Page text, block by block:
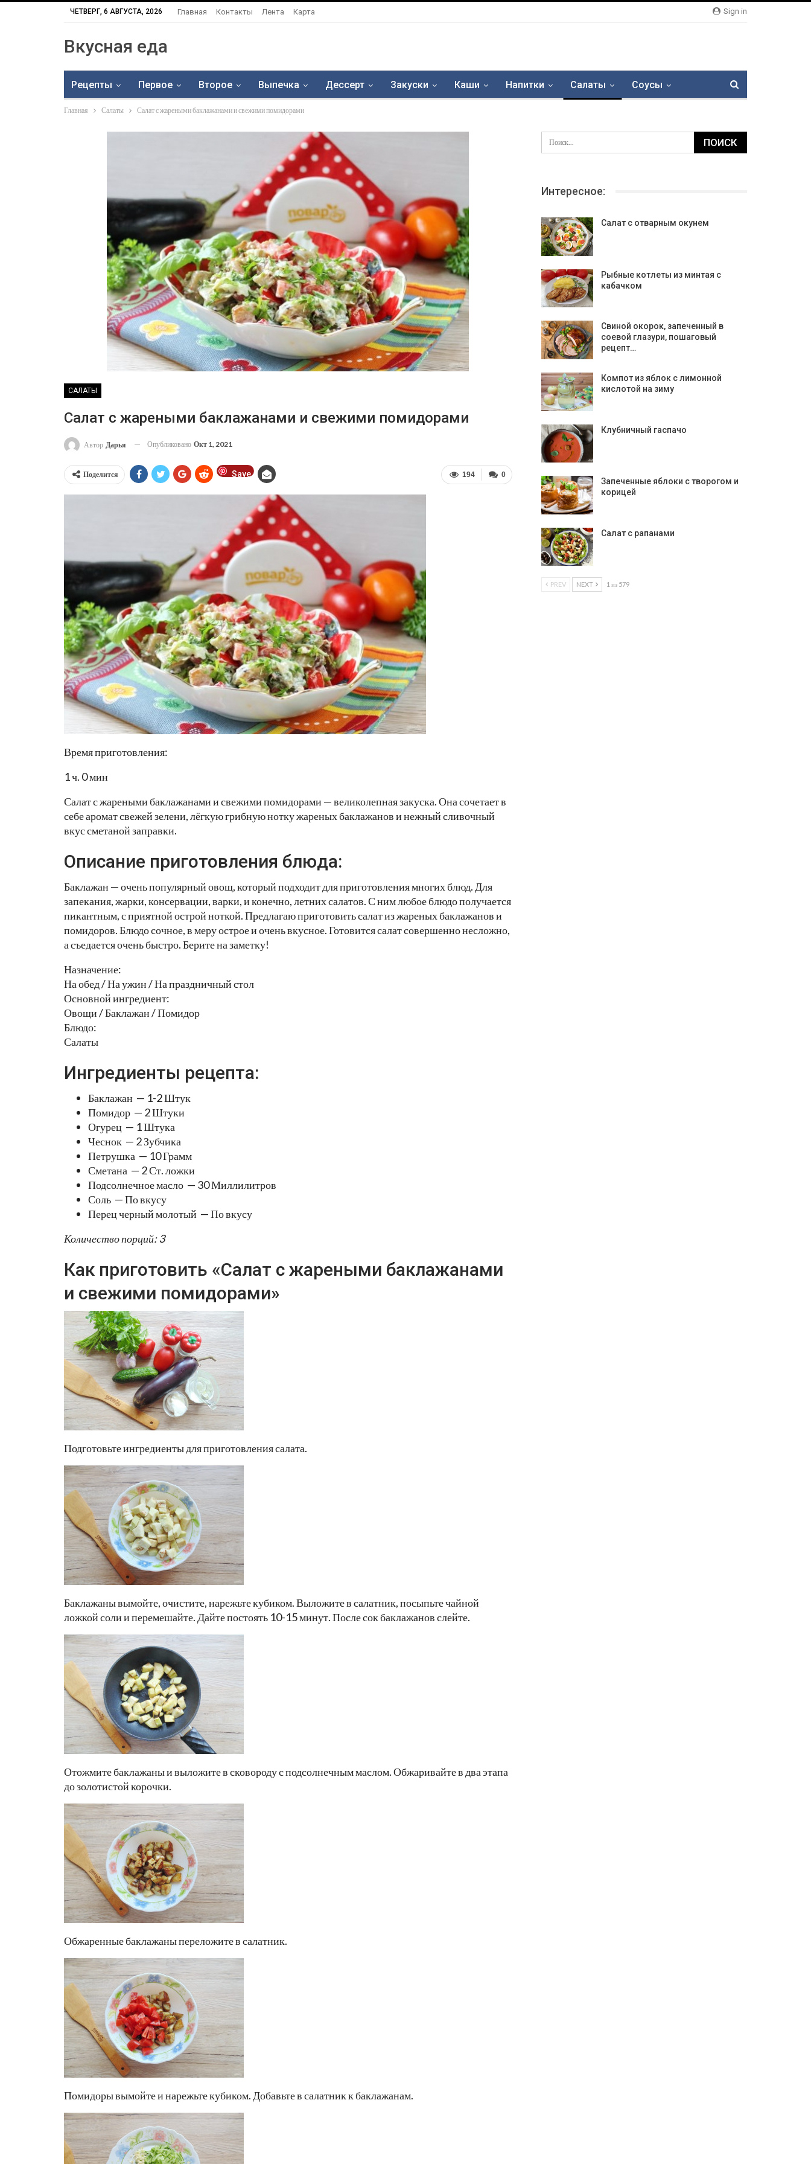
Sign in
ЧЕТВЕРГ, 6 АВГУСТА, 2026 Главная Контакты Лента Карта
Вкусная еда
Рецепты Первое Второе Выпечка Дессерт Закуски Каши Напитки Салаты Соусы
Главная Салаты Салат с жареными баклажанами и свежими помидорами
САЛАТЫ
Салат с жареными баклажанами и свежими помидорами
Автор Дарья Опубликовано Окт 1, 2021
0
194
Поделится Save
Время приготовления:
1 ч. 0 мин
Салат с жареными баклажанами и свежими помидорами — великолепная закуска. Она сочетает в
себе аромат свежей зелени, лёгкую грибную нотку жареных баклажанов и нежный сливочный
вкус сметаной заправки.
Описание приготовления блюда:
Баклажан — очень популярный овощ, который подходит для приготовления многих блюд. Для
запекания, жарки, консервации, варки, и конечно, летних салатов. С ним любое блюдо получается
пикантным, с приятной острой ноткой. Предлагаю приготовить салат из жареных баклажанов и
помидоров. Блюдо сочное, в меру острое и очень вкусное. Готовится салат совершенно несложно,
а съедается очень быстро. Берите на заметку!
Назначение:
На обед / На ужин / На праздничный стол
Основной ингредиент:
Овощи / Баклажан / Помидор
Блюдо:
Салаты
Ингредиенты рецепта:
Баклажан — 1-2 Штук
Помидор — 2 Штуки
Огурец — 1 Штука
Чеснок — 2 Зубчика
Петрушка — 10 Грамм
Сметана — 2 Ст. ложки
Подсолнечное масло — 30 Миллилитров
Соль — По вкусу
Перец черный молотый — По вкусу
Количество порций: 3
Как приготовить «Салат с жареными баклажанами
и свежими помидорами»
Подготовьте ингредиенты для приготовления салата.
Баклажаны вымойте, очистите, нарежьте кубиком. Выложите в салатник, посыпьте чайной
ложкой соли и перемешайте. Дайте постоять 10-15 минут. После сок баклажанов слейте.
Отожмите баклажаны и выложите в сковороду с подсолнечным маслом. Обжаривайте в два этапа
до золотистой корочки.
Обжаренные баклажаны переложите в салатник.
Помидоры вымойте и нарежьте кубиком. Добавьте в салатник к баклажанам.
Интересное:
Салат с отварным окунем
Рыбные котлеты из минтая с
кабачком
Свиной окорок, запеченный в
соевой глазури, пошаговый
рецепт…
Компот из яблок с лимонной
кислотой на зиму
Клубничный гаспачо
Запеченные яблоки с творогом и
корицей
Салат с рапанами
PREV NEXT 1 из 579